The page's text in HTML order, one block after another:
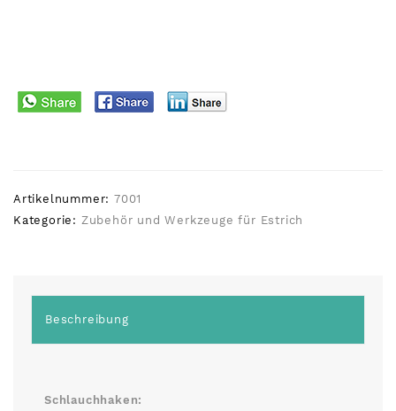
Artikelnummer: 7001
Kategorie: Zubehör und Werkzeuge für Estrich
Beschreibung
Schlauchhaken: